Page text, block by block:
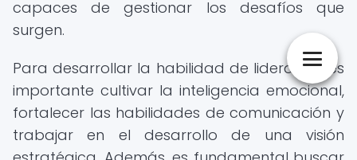
capaces de gestionar los desafíos que
surgen.
Para desarrollar la habilidad de liderazgo, es
importante cultivar la inteligencia emocional,
fortalecer las habilidades de comunicación y
trabajar en el desarrollo de una visión